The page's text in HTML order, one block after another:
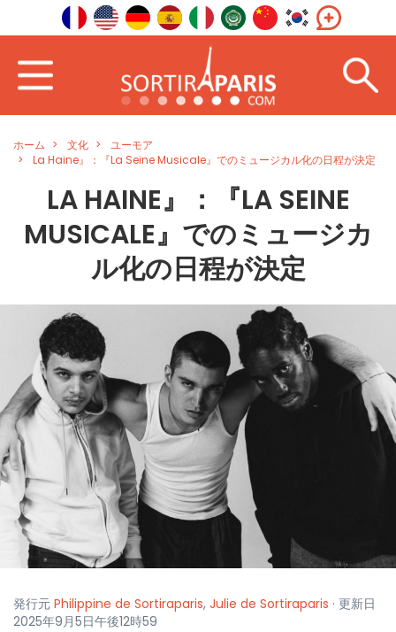
ホーム 文化
ユーモア
La Haine』：『La Seine Musicale』でのミュージカル化の日程が決定
LA HAINE』：『LA SEINE
MUSICALE』でのミュージカ
ル化の日程が決定
発行元 Philippine de Sortiraparis, Julie de Sortiraparis · 更新日
2025年9月5日午後12時59